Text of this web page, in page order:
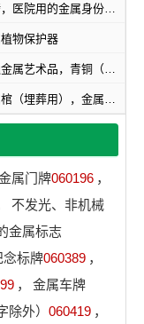
手铐，医院用的金属身份证明手镯
物保护器
普通金属艺术品，青铜（艺术品）
金属棺（埋葬用），金属棺材扣件，棺材用金属器材
属门牌060196 ，
不发光、非机械
金属标志
念标牌060389 ，
，
金属车牌
外） 060419 ，